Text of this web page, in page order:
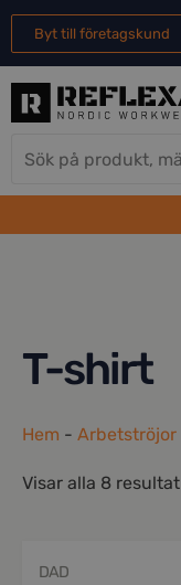
Byt till företagskund
T-shirt
Hem - Arbetströjor
Visar alla 8 resultat
DAD